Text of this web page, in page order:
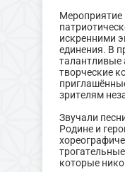
Мероприятие
искренними
единения. В
талантливые
творческие
зрителям
Звучали
Родине и
которые